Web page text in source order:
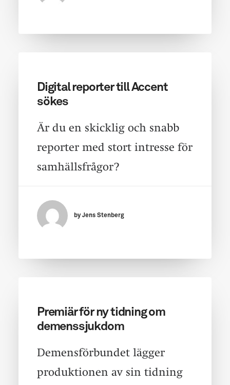
Digital reporter till Accent
sökes
Är du en skicklig och snabb
reporter med stort intresse för
samhällsfrågor?
by Jens Stenberg
Premiär för ny tidning om
demenssjukdom
Demensförbundet lägger
produktionen av sin tidning